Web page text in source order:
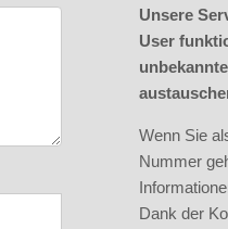
Unsere
User
Wenn Sie
Nummer
Dank der